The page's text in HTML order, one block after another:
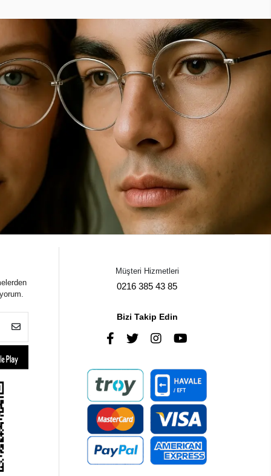
Müşteri Hizmetleri
0216 385 43 85
Bizi Takip Edin